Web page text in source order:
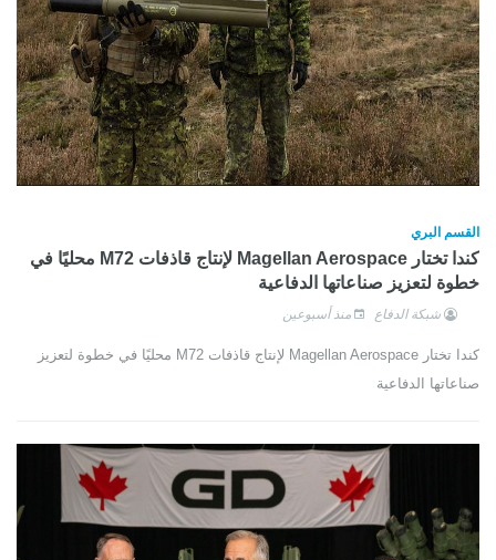
القسم البري
كندا تختار Magellan Aerospace لإنتاج قاذفات M72 محليًا في
خطوة لتعزيز صناعاتها الدفاعية
شبكة الدفاع منذ أسبوعين
كندا تختار Magellan Aerospace لإنتاج قاذفات M72 محليًا في خطوة لتعزيز
صناعاتها الدفاعية